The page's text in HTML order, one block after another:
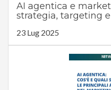
AI agentica e
strategia, targeting e
23 Lug 2025